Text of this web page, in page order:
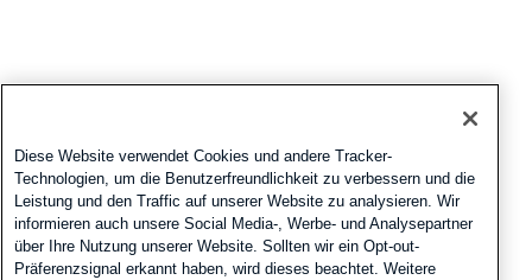
Diese Website verwendet Cookies und andere Tracker-
Technologien, um die Benutzerfreundlichkeit zu verbessern und die
Leistung und den Traffic auf unserer Website zu analysieren. Wir
informieren auch unsere Social Media-, Werbe- und Analysepartner
über Ihre Nutzung unserer Website. Sollten wir ein Opt-out-
Präferenzsignal erkannt haben, wird dieses beachtet. Weitere